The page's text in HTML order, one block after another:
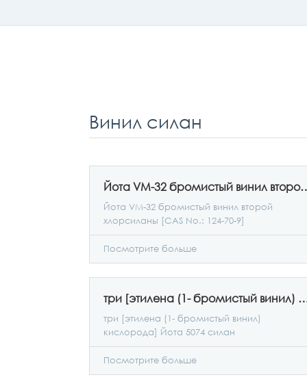
Винил силан
Йота VM-32 бромистый
Йота VM-32 бромистый винил второй
хлорсиланы [CAS No.: 124-70-9]
Посмотрите больше
три [этилена (1- бромистый винил)
три [этилена (1- бромистый винил)
кислорода] Йота 5074 силан
Посмотрите больше